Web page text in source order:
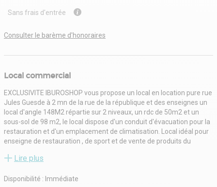
Sans frais d'entrée
Consulter le barème d'honoraires
Local commercial
EXCLUSIVITE IBUROSHOP vous propose un local en location pure rue
Jules Guesde à 2 mn de la rue de la république et des enseignes un
local d'angle 148M2 répartie sur 2 niveaux, un rdc de 50m2 et un
sous-sol de 98 m2, le local dispose d'un conduit d'évacuation pour la
restauration et d'un emplacement de climatisation. Local idéal pour
enseigne de restauration , de sport et de vente de produits du
rapidement.
Lire plus
Disponibilité : Immédiate